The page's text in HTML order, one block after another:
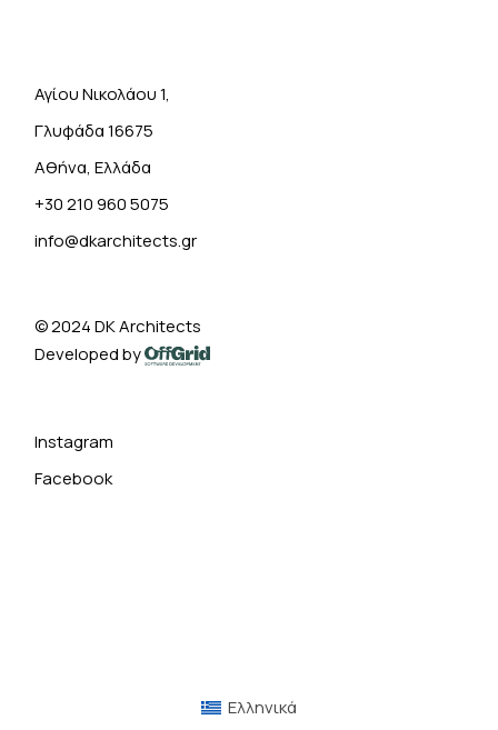
Αγίου Νικολάου 1,
Γλυφάδα 16675
Αθήνα, Ελλάδα
+30 210 960 5075
info@dkarchitects.gr
© 2024DK Architects
Developed by
Instagram
Facebook
Ελληνικά